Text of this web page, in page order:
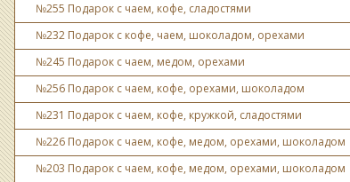
№255 Подарок с чаем, кофе, сладостями
№232 Подарок с кофе, чаем, шоколадом, орехами
№245 Подарок с чаем, медом, орехами
№256 Подарок с чаем, кофе, орехами, шоколадом
№231 Подарок с чаем, кофе, кружкой, сладостями
№226 Подарок с чаем, кофе, медом, орехами, шоколадом
№203 Подарок с чаем, кофе, медом, орехами, шоколадом